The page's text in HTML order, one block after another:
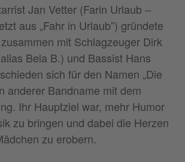
Jan Vetter (Farin Urlaub –
aus „Fahr in Urlaub”) gründete
mit Schlagzeuger Dirk
Bela B.) und Bassist Hans
sich für den Namen „Die
anderer Bandname mit dem
Ihr Hauptziel war, mehr Humor
zu bringen und dabei die Herzen
zu erobern.